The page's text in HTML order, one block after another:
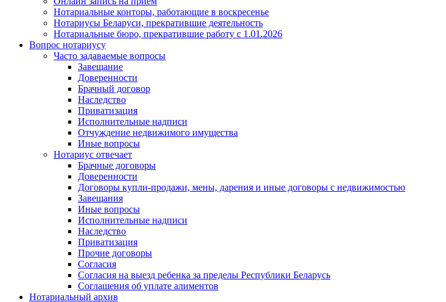
Нотариальные конторы, работающие в воскресенье
Нотариусы Беларуси, прекратившие деятельность
Нотариальные бюро, прекратившие работу с 1.01.2026
Вопрос нотариусу
Часто задаваемые вопросы
Завещание
Доверенности
Брачный договор
Наследство
Приватизация
Исполнительные надписи
Отчуждение недвижимого имущества
Иные вопросы
Нотариус отвечает
Брачные договоры
Доверенности
Договоры купли-продажи, мены, дарения и иные договоры с недвижимостью
Завещания
Иные вопросы
Исполнительные надписи
Наследство
Приватизация
Прочие договоры
Согласия
Согласия на выезд ребенка за пределы Республики Беларусь
Соглашения об уплате алиментов
Нотариальный архив